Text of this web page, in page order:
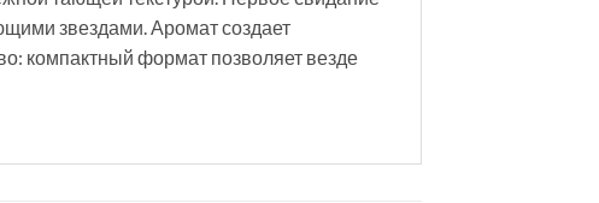
звездами. Аромат создает
компактный формат позволяет везде